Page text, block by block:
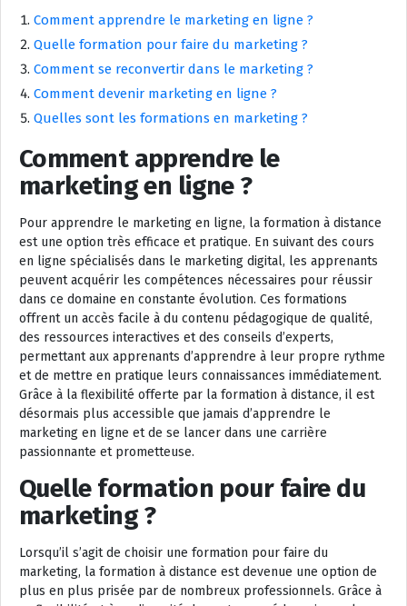
Comment apprendre le marketing en ligne ?
Quelle formation pour faire du marketing ?
Comment se reconvertir dans le marketing ?
Comment devenir marketing en ligne ?
Quelles sont les formations en marketing ?
Comment apprendre le
marketing en ligne ?
Pour apprendre le marketing en ligne, la formation à distance
est une option très efficace et pratique. En suivant des cours
en ligne spécialisés dans le marketing digital, les apprenants
peuvent acquérir les compétences nécessaires pour réussir
dans ce domaine en constante évolution. Ces formations
offrent un accès facile à du contenu pédagogique de qualité,
des ressources interactives et des conseils d’experts,
permettant aux apprenants d’apprendre à leur propre rythme
et de mettre en pratique leurs connaissances immédiatement.
Grâce à la flexibilité offerte par la formation à distance, il est
désormais plus accessible que jamais d’apprendre le
marketing en ligne et de se lancer dans une carrière
passionnante et prometteuse.
Quelle formation pour faire du
marketing ?
Lorsqu’il s’agit de choisir une formation pour faire du
marketing, la formation à distance est devenue une option de
plus en plus prisée par de nombreux professionnels. Grâce à